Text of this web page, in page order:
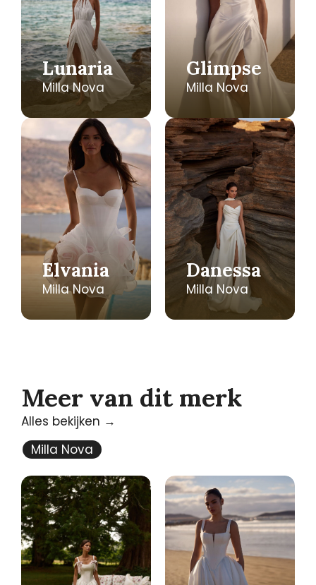
Lunaria
Milla Nova
Glimpse
Milla Nova
Elvania
Milla Nova
Danessa
Milla Nova
Meer van dit merk
Alles bekijken →
Milla Nova